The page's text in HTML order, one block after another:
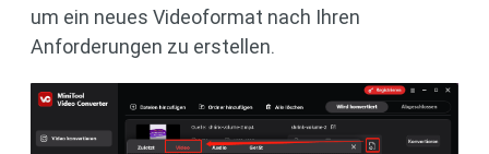
um ein neues Videoformat nach Ihren
Anforderungen zu erstellen.